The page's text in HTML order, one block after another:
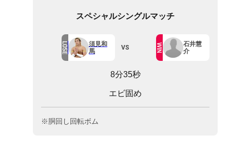
スペシャルシングルマッチ
LOSE
須見和
馬
VS WIN
石井慧
介
8分35秒
エビ固め
※胴回し回転ボム